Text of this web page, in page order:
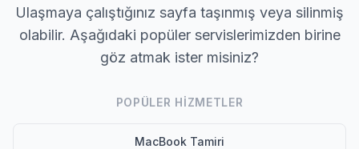
Ulaşmaya çalıştığınız sayfa taşınmış veya silinmiş
olabilir. Aşağıdaki popüler servislerimizden birine
göz atmak ister misiniz?
POPÜLER HIZMETLER
MacBook Tamiri